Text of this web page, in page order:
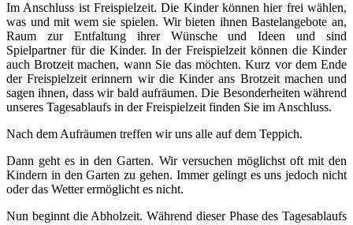
Im Anschluss ist Freispielzeit. Die Kinder können hier frei wählen,
was und mit wem sie spielen. Wir bieten ihnen Bastelangebote an,
Raum zur Entfaltung ihrer Wünsche und Ideen und sind
Spielpartner für die Kinder. In der Freispielzeit können die Kinder
auch Brotzeit machen, wann Sie das möchten. Kurz vor dem Ende
der Freispielzeit erinnern wir die Kinder ans Brotzeit machen und
sagen ihnen, dass wir bald aufräumen. Die Besonderheiten während
unseres Tagesablaufs in der Freispielzeit finden Sie im Anschluss.
Nach dem Aufräumen treffen wir uns alle auf dem Teppich.
Dann geht es in den Garten. Wir versuchen möglichst oft mit den
Kindern in den Garten zu gehen. Immer gelingt es uns jedoch nicht
oder das Wetter ermöglicht es nicht.
Nun beginnt die Abholzeit. Während dieser Phase des Tagesablaufs